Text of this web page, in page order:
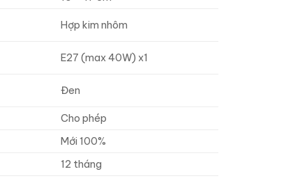
Hợp kim nhôm
E27 (max 40W) x1
Đen
Cho phép
Mới 100%
12 tháng